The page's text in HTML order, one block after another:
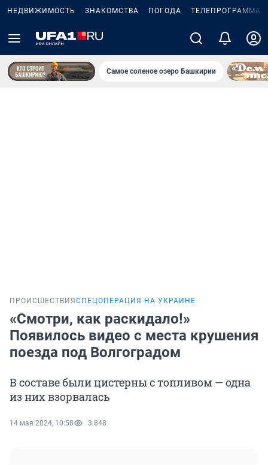
НЕДВИЖИМОСТЬ ЗНАКОМСТВА ПОГОДА ТЕЛЕПРОГРАММА
Самое соленое озеро Башкирии
ПРОИСШЕСТВИЯ СПЕЦОПЕРАЦИЯ НА УКРАИНЕ
«Смотри, как раскидало!»
Появилось видео с места крушения
поезда под Волгоградом
В составе были цистерны с топливом — одна
из них взорвалась
14 мая 2024, 10:58 3 848